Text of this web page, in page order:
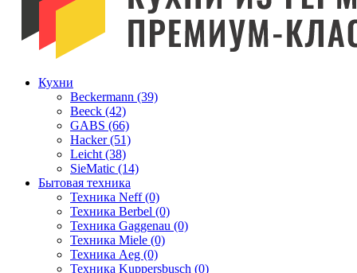
Кухни
Beckermann (39)
Beeck (42)
GABS (66)
Hacker (51)
Leicht (38)
SieMatic (14)
Бытовая техника
Техника Neff (0)
Техника Berbel (0)
Техника Gaggenau (0)
Техника Miele (0)
Техника Aeg (0)
Техника Kuppersbusch (0)